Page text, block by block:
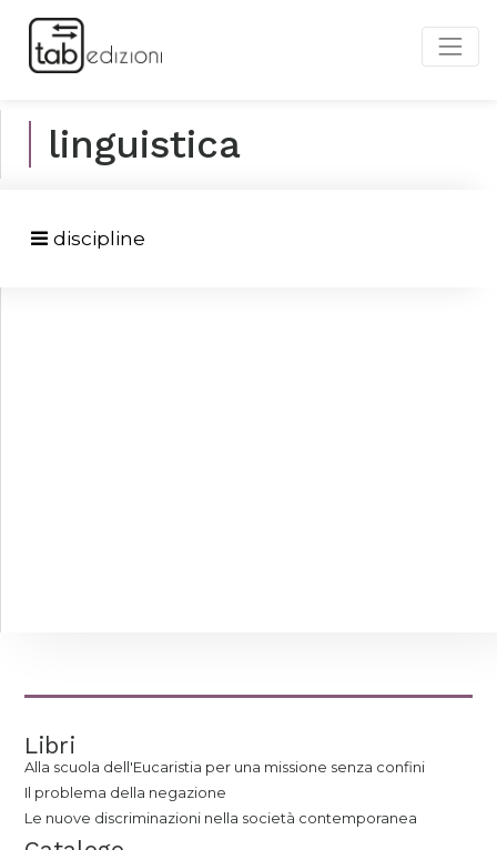
linguistica
discipline
Libri
Alla scuola dell'Eucaristia per una missione senza confini
Il problema della negazione
Le nuove discriminazioni nella società contemporanea